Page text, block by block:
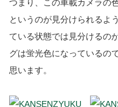
つまり、この車載カメラの
というのが見分けられるよ
ている状態では見分けるの
グは蛍光色になっているの
思います。